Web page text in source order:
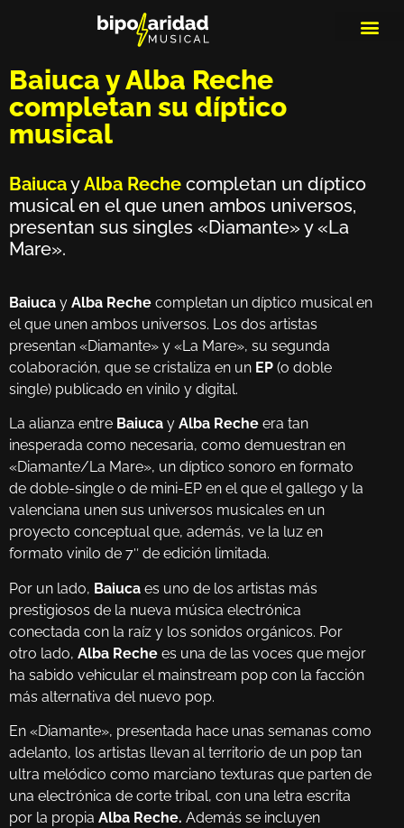
Baiuca y Alba Reche
completan su díptico
musical
BaiucayAlba Reche completan un díptico
musical en el que unen ambos universos,
presentan sus singles «Diamante» y «La
Mare».
Baiuca y Alba Reche completan un díptico musical en
el que unen ambos universos. Los dos artistas
presentan «Diamante» y «La Mare», su segunda
colaboración, que se cristaliza en un EP (o doble
single) publicado en vinilo y digital.
La alianza entre Baiuca y Alba Reche era tan
inesperada como necesaria, como demuestran en
«Diamante/La Mare», un díptico sonoro en formato
de doble-single o de mini-EP en el que el gallego y la
valenciana unen sus universos musicales en un
proyecto conceptual que, además, ve la luz en
formato vinilo de 7″ de edición limitada.
Por un lado, Baiuca es uno de los artistas más
prestigiosos de la nueva música electrónica
conectada con la raíz y los sonidos orgánicos. Por
otro lado, Alba Reche es una de las voces que mejor
ha sabido vehicular el mainstream pop con la facción
más alternativa del nuevo pop.
En «Diamante», presentada hace unas semanas como
adelanto, los artistas llevan al territorio de un pop tan
ultra melódico como marciano texturas que parten de
una electrónica de corte tribal, con una letra escrita
por la propia Alba Reche. Además se incluyen